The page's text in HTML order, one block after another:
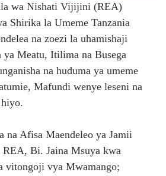
YA KUPUNGUZA
kuwasilisha taarifa za utendaji wa
YAONYESHA UWEZO WA
YA KUJENGA UCHUMI WA
wa Nishati Vijijini (REA)
Shirika la Umeme Tanzania
na zoezi la uhamishaji
ya Meatu, Itilima na Busega
na huduma ya umeme
Mafundi wenye leseni na
na Afisa Maendeleo ya Jamii
Bi. Jaina Msuya kwa
vitongoji vya Mwamango;